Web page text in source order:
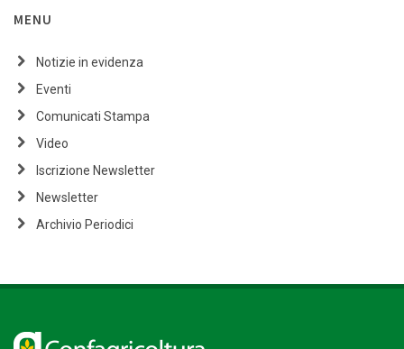
MENU
Notizie in evidenza
Eventi
Comunicati Stampa
Video
Iscrizione Newsletter
Newsletter
Archivio Periodici